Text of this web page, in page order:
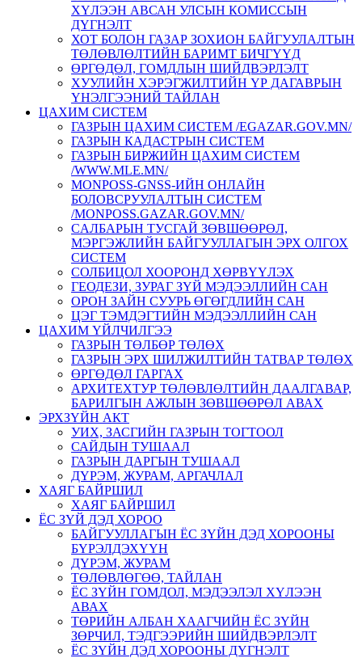
ХҮЛЭЭН АВСАН УЛСЫН КОМИССЫН
ДҮГНЭЛТ
ХОТ БОЛОН ГАЗАР ЗОХИОН БАЙГУУЛАЛТЫН
ТӨЛӨВЛӨЛТИЙН БАРИМТ БИЧГҮҮД
ӨРГӨДӨЛ, ГОМДЛЫН ШИЙДВЭРЛЭЛТ
ХУУЛИЙН ХЭРЭГЖИЛТИЙН ҮР ДАГАВРЫН
ҮНЭЛГЭЭНИЙ ТАЙЛАН
ЦАХИМ СИСТЕМ
ГАЗРЫН ЦАХИМ СИСТЕМ /EGAZAR.GOV.MN/
ГАЗРЫН КАДАСТРЫН СИСТЕМ
ГАЗРЫН БИРЖИЙН ЦАХИМ СИСТЕМ
/WWW.MLE.MN/
MONPOSS-GNSS-ИЙН ОНЛАЙН
БОЛОВСРУУЛАЛТЫН СИСТЕМ
/MONPOSS.GAZAR.GOV.MN/
CАЛБАРЫН ТУСГАЙ ЗӨВШӨӨРӨЛ,
МЭРГЭЖЛИЙН БАЙГУУЛЛАГЫН ЭРХ ОЛГОХ
СИСТЕМ
СОЛБИЦОЛ ХООРОНД ХӨРВҮҮЛЭХ
ГЕОДЕЗИ, ЗУРАГ ЗҮЙ МЭДЭЭЛЛИЙН САН
ОРОН ЗАЙН СУУРЬ ӨГӨГДЛИЙН САН
ЦЭГ ТЭМДЭГТИЙН МЭДЭЭЛЛИЙН САН
ЦАХИМ ҮЙЛЧИЛГЭЭ
ГАЗРЫН ТӨЛБӨР ТӨЛӨХ
ГАЗРЫН ЭРХ ШИЛЖИЛТИЙН ТАТВАР ТӨЛӨХ
ӨРГӨДӨЛ ГАРГАХ
АРХИТЕХТУР ТӨЛӨВЛӨЛТИЙН ДААЛГАВАР,
БАРИЛГЫН АЖЛЫН ЗӨВШӨӨРӨЛ АВАХ
ЭРХЗҮЙН АКТ
УИХ, ЗАСГИЙН ГАЗРЫН ТОГТООЛ
САЙДЫН ТУШААЛ
ГАЗРЫН ДАРГЫН ТУШААЛ
ДҮРЭМ, ЖУРАМ, АРГАЧЛАЛ
ХАЯГ БАЙРШИЛ
ХАЯГ БАЙРШИЛ
ЁС ЗҮЙ ДЭД ХОРОО
БАЙГУУЛЛАГЫН ЁС ЗҮЙН ДЭД ХОРООНЫ
БҮРЭЛДЭХҮҮН
ДҮРЭМ, ЖУРАМ
ТӨЛӨВЛӨГӨӨ, ТАЙЛАН
ЁС ЗҮЙН ГОМДОЛ, МЭДЭЭЛЭЛ ХҮЛЭЭН
АВАХ
ТӨРИЙН АЛБАН ХААГЧИЙН ЁС ЗҮЙН
ЗӨРЧИЛ, ТЭДГЭЭРИЙН ШИЙДВЭРЛЭЛТ
ЁС ЗҮЙН ДЭД ХОРООНЫ ДҮГНЭЛТ